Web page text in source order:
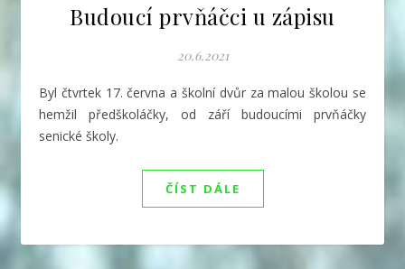
Budoucí prvňáčci u zápisu
20.6.2021
Byl čtvrtek 17. června a školní dvůr za malou školou se
hemžil předškoláčky, od září budoucími prvňáčky
senické školy.
ČÍST DÁLE